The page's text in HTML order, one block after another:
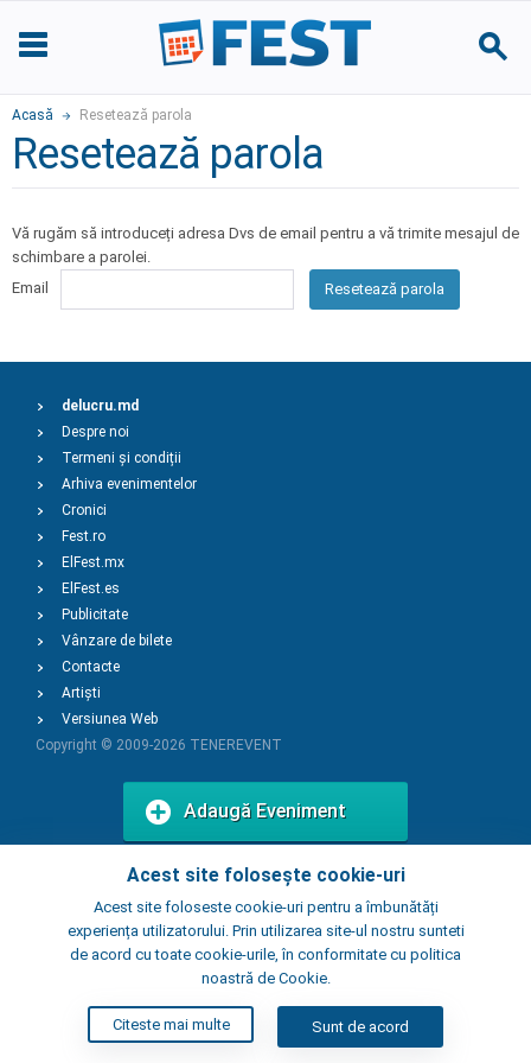
Acasă Resetează parola
Resetează parola
Vă rugăm să introduceți adresa Dvs de email pentru a vă trimite mesajul de
schimbare a parolei.
Email
Resetează parola
Acest site folosește cookie-uri
Acest site foloseste cookie-uri pentru a îmbunătăți
experiența utilizatorului. Prin utilizarea site-ul nostru sunteti
de acord cu toate cookie-urile, în conformitate cu politica
noastră de Cookie.
Citeste mai multe Sunt de acord
delucru.md
Despre noi
Termeni și condiții
Arhiva evenimentelor
Cronici
Fest.ro
ElFest.mx
ElFest.es
Publicitate
Vânzare de bilete
Contacte
Artiști
Versiunea Web
Copyright © 2009-2026 TENEREVENT
Adaugă Eveniment
Adaugă Local